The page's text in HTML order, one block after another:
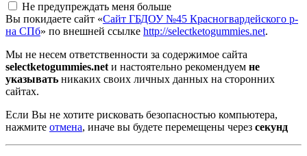
Не предупреждать меня больше
Вы покидаете сайт «Сайт ГБДОУ №45 Красногвардейского р-
на СПб» по внешней ссылке http://selectketogummies.net.
Мы не несем ответственности за содержимое сайта
selectketogummies.netи настоятельно рекомендуем не
указывать никаких своих личных данных на сторонних
сайтах.
Если Вы не хотите рисковать безопасностью компьютера,
нажмите отмена, иначе вы будете перемещены через секунд